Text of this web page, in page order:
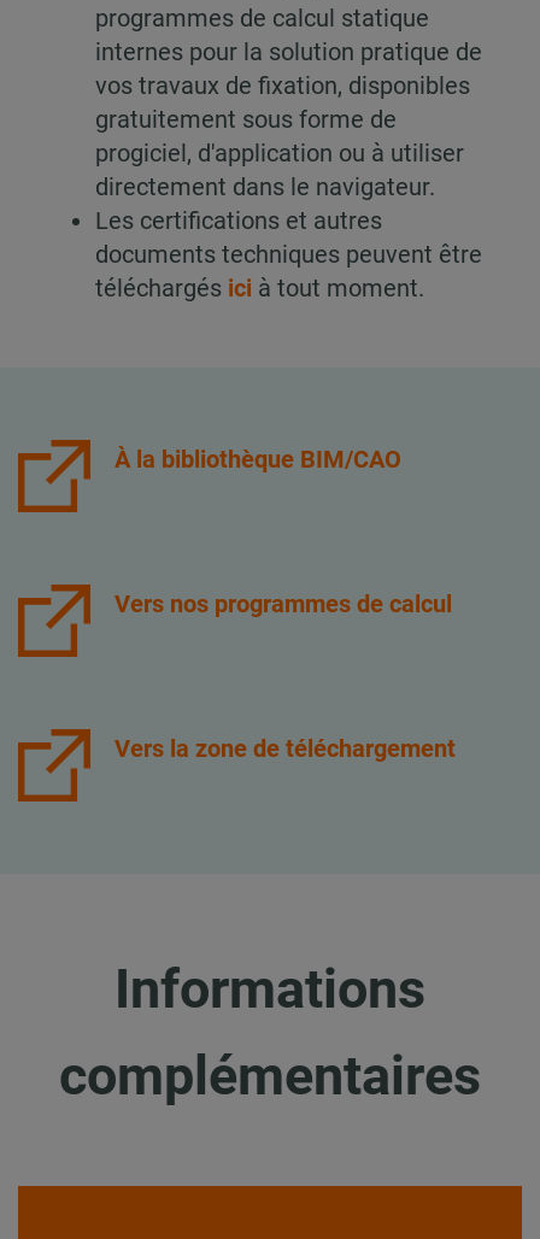
programmes de calcul statique
internes pour la solution pratique de
vos travaux de fixation, disponibles
gratuitement sous forme de
progiciel, d'application ou à utiliser
directement dans le navigateur.
Les certifications et autres
documents techniques peuvent être
téléchargés ici à tout moment.
À la bibliothèque BIM/CAO
Vers nos programmes de calcul
Vers la zone de téléchargement
Informations
complémentaires